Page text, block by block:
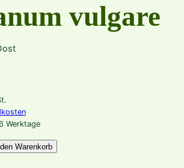
vulgare
Werktage
Warenkorb